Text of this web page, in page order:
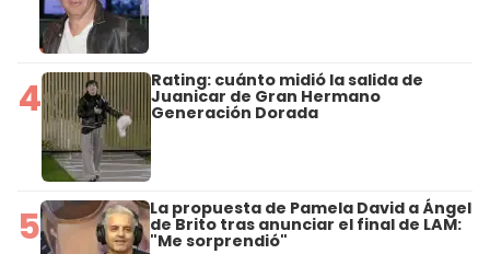
4 Rating: cuánto midió la salida de
Juanicar de Gran Hermano
Generación Dorada
5 La propuesta de Pamela David a Ángel
de Brito tras anunciar el final de LAM:
"Me sorprendió"